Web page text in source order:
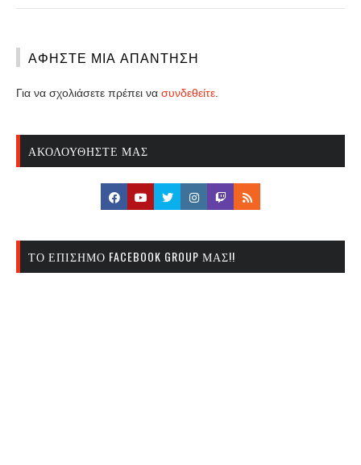
ΑΦΉΣΤΕ ΜΙΑ ΑΠΆΝΤΗΣΗ
Για να σχολιάσετε πρέπει να συνδεθείτε
ΑΚΟΛΟΥΘΉΣΤΕ ΜΑΣ
ΤΟ ΕΠΊΣΗΜΟ FACEBOOK GROUP ΜΑΣ!!